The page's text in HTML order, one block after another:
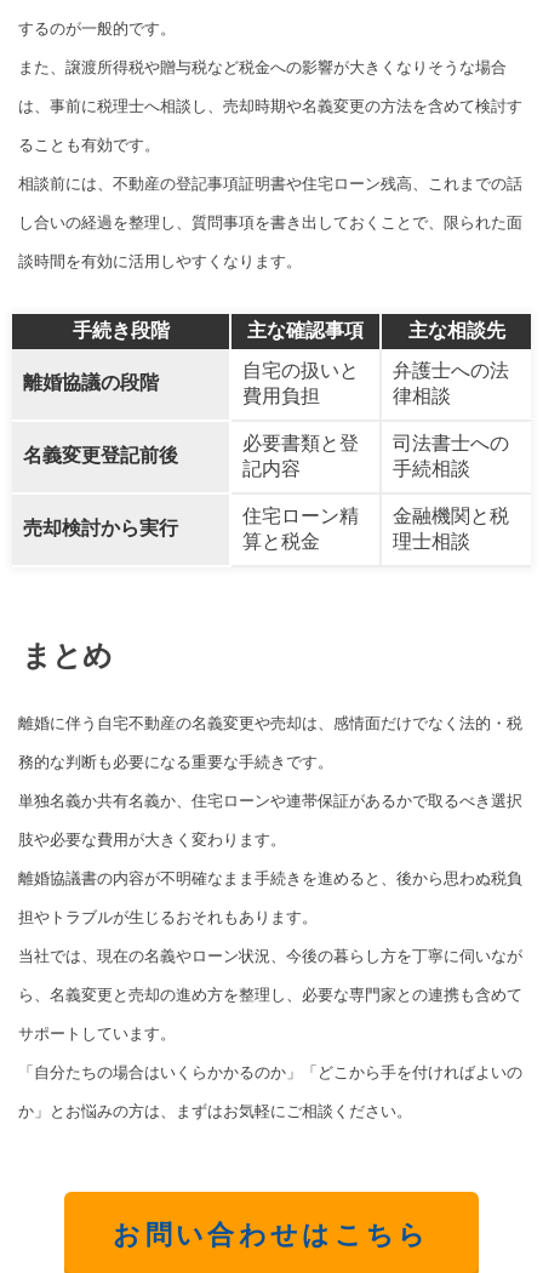
するのが一般的です。
また、譲渡所得税や贈与税など税金への影響が大きくなりそうな場合
は、事前に税理士へ相談し、売却時期や名義変更の方法を含めて検討す
ることも有効です。
相談前には、不動産の登記事項証明書や住宅ローン残高、これまでの話
し合いの経過を整理し、質問事項を書き出しておくことで、限られた面
談時間を有効に活用しやすくなります。
手続き段階 主な確認事項 主な相談先
離婚協議の段階
自宅の扱いと
費用負担
弁護士への法
律相談
名義変更登記前後
必要書類と登
記内容
司法書士への
手続相談
売却検討から実行
住宅ローン精
算と税金
金融機関と税
理士相談
まとめ
離婚に伴う自宅不動産の名義変更や売却は、感情面だけでなく法的・税
務的な判断も必要になる重要な手続きです。
単独名義か共有名義か、住宅ローンや連帯保証があるかで取るべき選択
肢や必要な費用が大きく変わります。
離婚協議書の内容が不明確なまま手続きを進めると、後から思わぬ税負
担やトラブルが生じるおそれもあります。
当社では、現在の名義やローン状況、今後の暮らし方を丁寧に伺いなが
ら、名義変更と売却の進め方を整理し、必要な専門家との連携も含めて
サポートしています。
「自分たちの場合はいくらかかるのか」「どこから手を付ければよいの
か」とお悩みの方は、まずはお気軽にご相談ください。
お問い合わせはこちら